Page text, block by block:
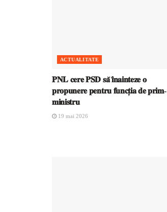
ACTUALITATE
𝐏𝐍𝐋 𝐜𝐞𝐫𝐞 𝐏𝐒𝐃 𝐬𝐚̆ 𝐢̂𝐧𝐚𝐢𝐧𝐭𝐞𝐳𝐞 𝐨
𝐩𝐫𝐨𝐩𝐮𝐧𝐞𝐫𝐞 𝐩𝐞𝐧𝐭𝐫𝐮 𝐟𝐮𝐧𝐜𝐭̦𝐢𝐚 𝐝𝐞 𝐩𝐫𝐢𝐦-
𝐦𝐢𝐧𝐢𝐬𝐭𝐫𝐮
19 mai 2026